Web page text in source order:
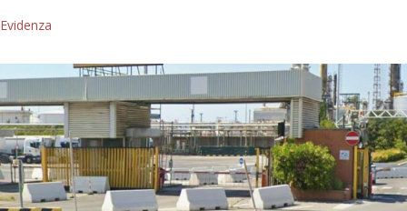
Evidenza